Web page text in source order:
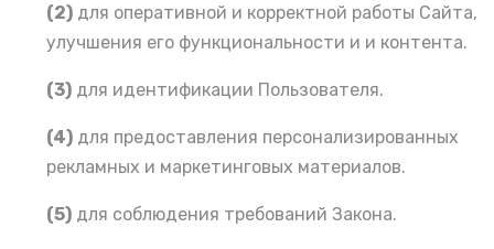
(2) для оперативной и корректной работы Сайта,
улучшения его функциональности и и контента.
(3) для идентификации Пользователя.
(4) для предоставления персонализированных
рекламных и маркетинговых материалов.
(5) для соблюдения требований Закона.